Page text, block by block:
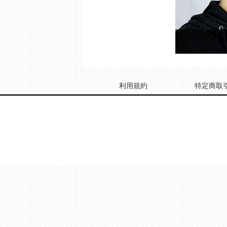
利用規約 特定商取